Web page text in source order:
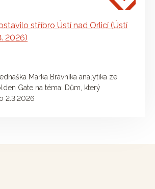
stříbro Ústí nad Orlicí (Ústí
2026)
Marka Brávníka analytika ze
Gate na téma: Dům, který
2.3.2026